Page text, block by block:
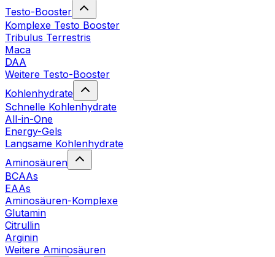
Testo-Booster
Komplexe Testo Booster
Tribulus Terrestris
Maca
DAA
Weitere Testo-Booster
Kohlenhydrate
Schnelle Kohlenhydrate
All-in-One
Energy-Gels
Langsame Kohlenhydrate
Aminosäuren
BCAAs
EAAs
Aminosäuren-Komplexe
Glutamin
Citrullin
Arginin
Weitere Aminosäuren